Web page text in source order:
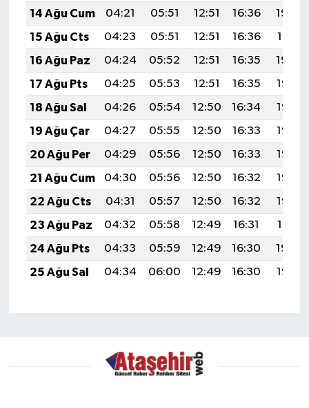
14 Ağu Cum
04:21 05:51 12:51 16:36
19:42
15 Ağu Cts
04:23 05:51 12:51 16:36
19:41
16 Ağu Paz
04:24 05:52 12:51 16:35
19:40
17 Ağu Pts
04:25 05:53 12:51 16:35
19:38
18 Ağu Sal
04:26 05:54 12:50 16:34
19:37
19 Ağu Çar
04:27 05:55 12:50 16:33
19:36
20 Ağu Per
04:29 05:56 12:50 16:33
19:35
21 Ağu Cum
04:30 05:56 12:50 16:32
19:33
22 Ağu Cts
04:31 05:57 12:50 16:32
19:32
23 Ağu Paz
04:32 05:58 12:49 16:31
19:31
24 Ağu Pts
04:33 05:59 12:49 16:30
19:29
25 Ağu Sal
04:34 06:00 12:49 16:30 19:28